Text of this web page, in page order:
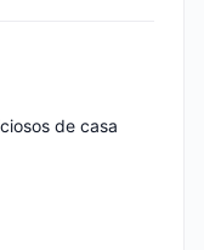
de casa